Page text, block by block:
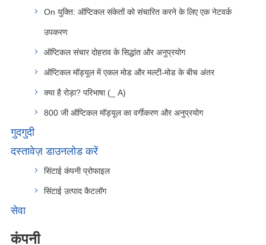
On युक्ति: ऑप्टिकल संकेतों को संचारित करने के लिए एक नेटवर्क
उपकरण
ऑप्टिकल संचार दोहराव के सिद्धांत और अनुप्रयोग
ऑप्टिकल मॉड्यूल में एकल मोड और मल्टी-मोड के बीच अंतर
क्या है रोड़ा? परिभाषा (_ A)
800 जी ऑप्टिकल मॉड्यूल का वर्गीकरण और अनुप्रयोग
गुदगुदी
दस्तावेज़ डाउनलोड करें
सिंटाई कंपनी प्रोफाइल
सिंटाई उत्पाद कैटलॉग
सेवा
कंपनी